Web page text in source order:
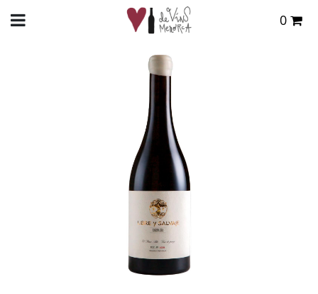
0
VER CESTA